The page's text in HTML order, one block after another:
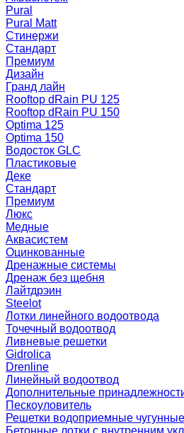
Pural
Pural Matt
Стинержи
Стандарт
Премиум
Дизайн
Гранд лайн
Rooftop dRain PU 125
Rooftop dRain PU 150
Optima 125
Optima 150
Водосток GLC
Пластиковые
Деке
Стандарт
Премиум
Люкс
Медные
Аквасистем
Оцинкованные
Дренажные системы
Дренаж без щебня
Лайтдрэин
Steelot
Лотки линейного водоотвода
Точечный водоотвод
Ливневые решетки
Gidrolica
Drenline
Линейный водоотвод
Дополнительные
Пескоуловитель
Решетки водоприемные
Бетонные лотки с внутренним